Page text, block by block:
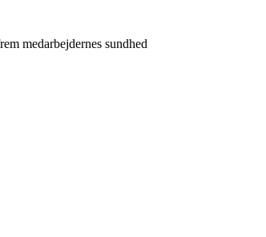
medarbejdernes sundhed